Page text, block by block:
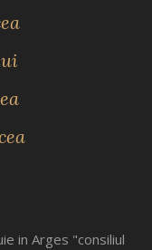
in Arges "consiliul